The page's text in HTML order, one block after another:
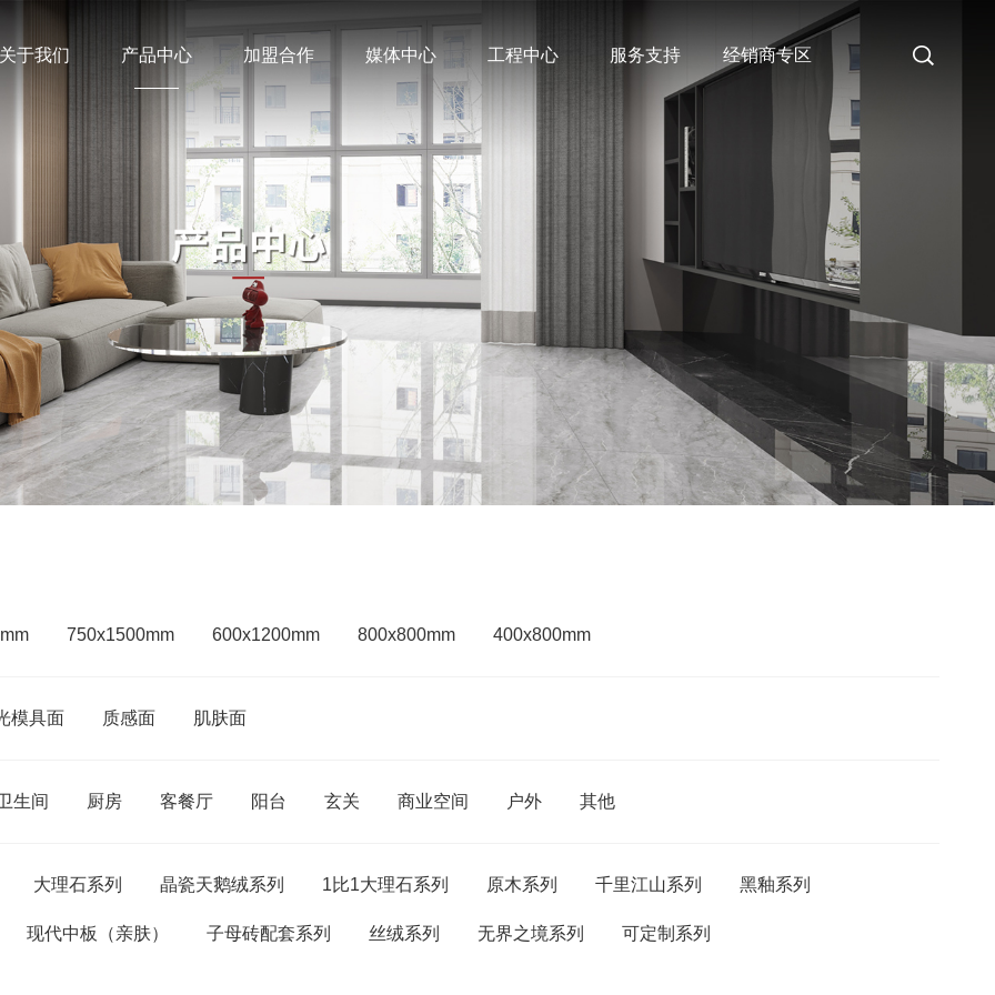
关于我们 产品中心 加盟合作 媒体中心 工程中心 服务支持 经销商专区
750x1500mm 600x1200mm 800x800mm 400x800mm
模具面 质感面 肌肤面
生间 厨房 客餐厅 阳台 玄关 商业空间 户外 其他
大理石系列 晶瓷天鹅绒系列 1比1大理石系列 原木系列 千里江山系列 黑釉系列
现代中板（亲肤） 子母砖配套系列 丝绒系列 无界之境系列 可定制系列